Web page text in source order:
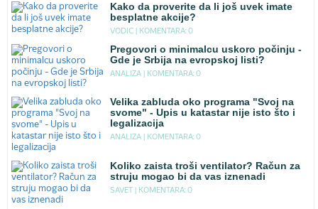
Kako da proverite da li još uvek imate
besplatne akcije?
VODIC | KOMENTARA: 0
Pregovori o minimalcu uskoro počinju -
Gde je Srbija na evropskoj listi?
ANALIZA | KOMENTARA: 0
Velika zabluda oko programa "Svoj na
svome" - Upis u katastar nije isto što i
legalizacija
ANALIZA | KOMENTARA: 0
Koliko zaista troši ventilator? Račun za
struju mogao bi da vas iznenadi
SAVET | KOMENTARA: 0